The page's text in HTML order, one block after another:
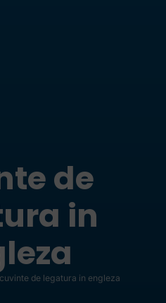
de
in
cuvinte de legatura in engleza